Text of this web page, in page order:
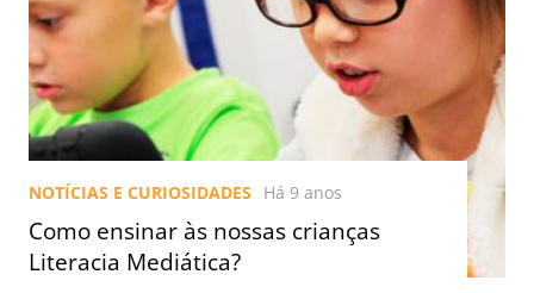
NOTÍCIAS E CURIOSIDADES Há 9 anos
Como ensinar às nossas crianças
Literacia Mediática?